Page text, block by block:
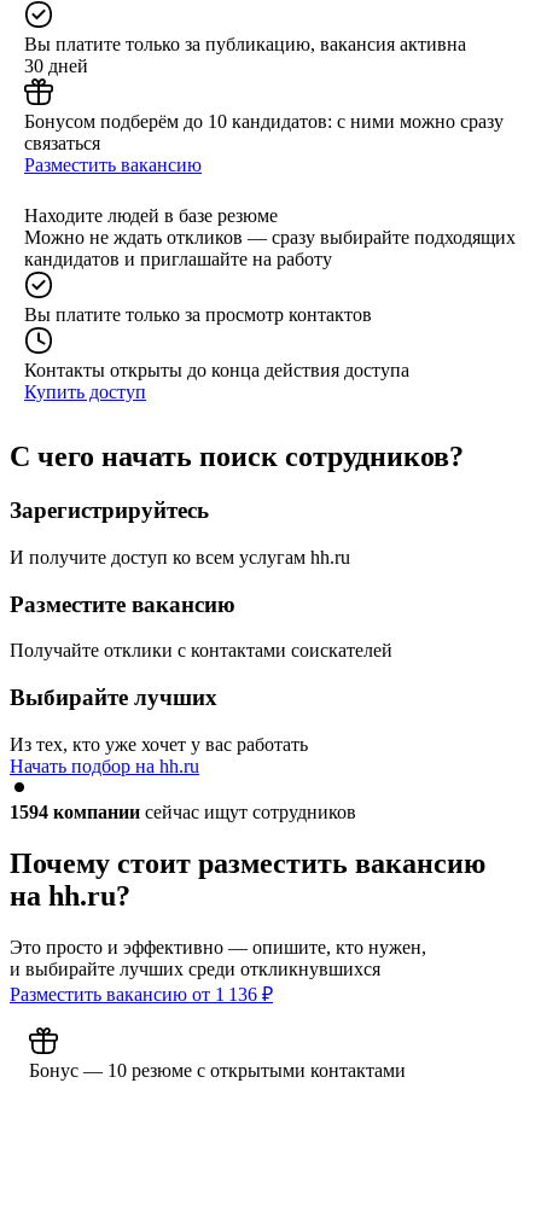
Вы платите только за публикацию, вакансия активна
30 дней
Бонусом подберём до 10 кандидатов: с ними можно сразу
связаться
Разместить вакансию
Находите людей в базе резюме
Можно не ждать откликов — сразу выбирайте подходящих
кандидатов и приглашайте на работу
Вы платите только за просмотр контактов
Контакты открыты до конца действия доступа
Купить доступ
С чего начать поиск сотрудников?
Зарегистрируйтесь
И получите доступ ко всем услугам hh.ru
Разместите вакансию
Получайте отклики с контактами соискателей
Выбирайте лучших
Из тех, кто уже хочет у вас работать
Начать подбор на hh.ru
1594 компании сейчас ищут сотрудников
Почему стоит разместить вакансию
на hh.ru?
Это просто и эффективно — опишите, кто нужен,
и выбирайте лучших среди откликнувшихся
Разместить вакансию от 1 136 ₽
Бонус — 10 резюме с открытыми контактами